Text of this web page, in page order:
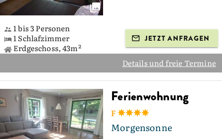
1 bis 3 Personen
1 Schlafzimmer
Erdgeschoss, 43m²
JETZT ANFRAGEN
Details und freie Termine
Ferienwohnung
F
Morgensonne